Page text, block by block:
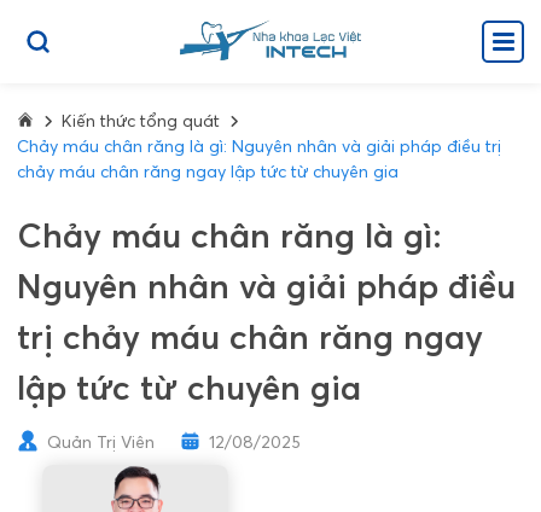
Kiến thức tổng quát
Chảy máu chân răng là gì: Nguyên nhân và giải pháp điều trị
chảy máu chân răng ngay lập tức từ chuyên gia
Chảy máu chân răng là gì:
Nguyên nhân và giải pháp điều
trị chảy máu chân răng ngay
lập tức từ chuyên gia
Quản Trị Viên 12/08/2025